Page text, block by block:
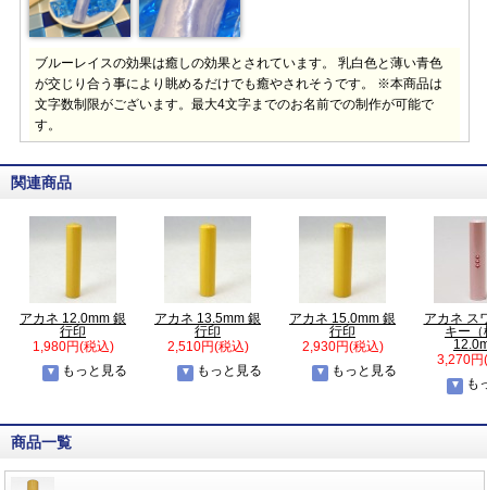
ブルーレイスの効果は癒しの効果とされています。 乳白色と薄い青色
が交じり合う事により眺めるだけでも癒やされそうです。 ※本商品は
文字数制限がございます。最大4文字までのお名前での制作が可能で
す。
関連商品
アカネ 12.0mm 銀
行印
1,980円(税込)
もっと見る
アカネ 13.5mm 銀
行印
2,510円(税込)
もっと見る
アカネ 15.0mm 銀
行印
2,930円(税込)
もっと見る
アカネ ス
キー（
3,270円
も
商品一覧